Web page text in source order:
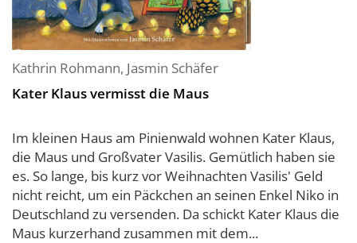
Kathrin Rohmann, Jasmin Schäfer
Kater Klaus vermisst die Maus
Im kleinen Haus am Pinienwald wohnen Kater Klaus,
die Maus und Großvater Vasilis. Gemütlich haben sie
es. So lange, bis kurz vor Weihnachten Vasilis' Geld
nicht reicht, um ein Päckchen an seinen Enkel Niko in
Deutschland zu versenden. Da schickt Kater Klaus die
Maus kurzerhand zusammen mit dem...